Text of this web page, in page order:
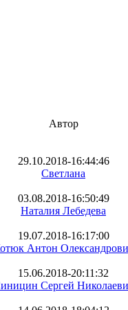
Автор
29.10.2018-16:44:46
Светлана
03.08.2018-16:50:49
Наталия Лебедева
19.07.2018-16:17:00
Антон
15.06.2018-20:11:32
Сергей